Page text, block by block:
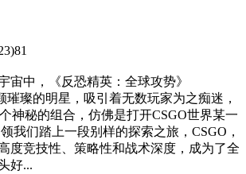
81
宙中，《反恐精英：全球攻势》
璀璨的明星，吸引着无数玩家为之痴迷，
神秘的组合，仿佛是打开CSGO世界某一
我们踏上一段别样的探索之旅，CSGO，
度竞技性、策略性和战术深度，成为了全
好...